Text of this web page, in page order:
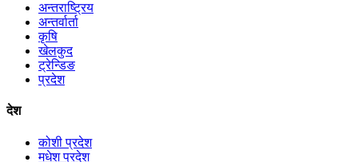
अन्तराष्ट्रिय
अन्तर्वार्ता
कृषि
खेलकुद
ट्रेन्डिङ
प्रदेश
देश
कोशी प्रदेश
मधेश प्रदेश